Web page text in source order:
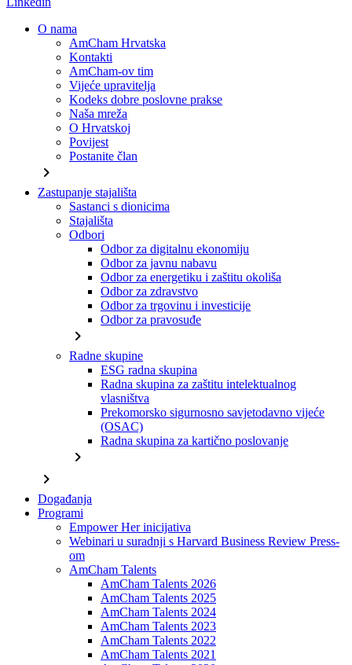
O nama
AmCham Hrvatska
Kontakti
AmCham-ov tim
Vijeće upravitelja
Kodeks dobre poslovne prakse
Naša mreža
O Hrvatskoj
Povijest
Postanite član
chevron_right
Zastupanje stajališta
Sastanci s dionicima
Stajališta
Odbori
Odbor za digitalnu ekonomiju
Odbor za javnu nabavu
Odbor za energetiku i zaštitu okoliša
Odbor za zdravstvo
Odbor za trgovinu i investicije
Odbor za pravosuđe
chevron_right
Radne skupine
ESG radna skupina
Radna skupina za zaštitu intelektualnog
vlasništva
Prekomorsko sigurnosno savjetodavno vijeće
(OSAC)
Radna skupina za kartično poslovanje
chevron_right
chevron_right
Događanja
Programi
Empower Her inicijativa
Webinari u suradnji s Harvard Business Review Press-
om
AmCham Talents
AmCham Talents 2026
AmCham Talents 2025
AmCham Talents 2024
AmCham Talents 2023
AmCham Talents 2022
AmCham Talents 2021